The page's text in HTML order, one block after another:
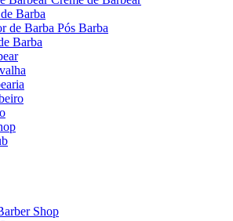
Barba
de Barba Pós Barba
Barba
Shop